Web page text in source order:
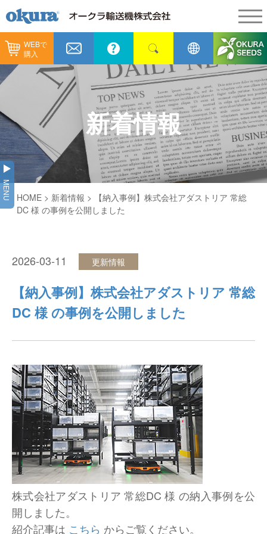
WEBで
購入
製品情報
製品情報
コンベヤ機器
コンベヤ機器を探す
用途から探す
コンベヤ機器の技術情報
GTPシステム
仕分けシステム
ピッキングシステム
パレタイズ・デパレタイズシステム
バンニング・デバンニングシステム
バーチカル装置（垂直搬送機）
周辺機器
納入事例
納入事例
全業種
製造
物流
通販
食品
メンテナンス
カタログ／CAD
会社情報
会社情報
企業理念
会社概要
事業所一覧
事業紹介
沿革
オークラの取組み
採用情報
オークラミュージアム
新着情報
オークラ育英財団
プライバシーポリシー
サイトポリシー
新着情報
MENU HOME > 新着情報 > 【納入事例】株式会社アダストリア 常総
DC 様 の事例を公開しました
2026-03-11 更新情報
【納入事例】株式会社アダストリア 常総
DC 様 の事例を公開しました
株式会社アダストリア 常総DC 様 の納入事例を公
開しました。
紹介記事は こちら からご覧ください。